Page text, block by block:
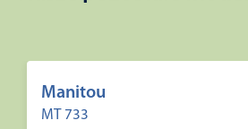
Manitou
MT 733